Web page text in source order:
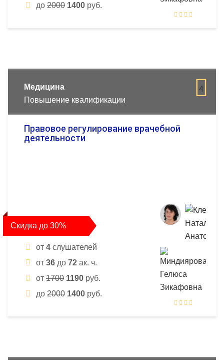
до 2000 1400 руб.
4
Медицина
Повышение квалификации
Правовое регулирование врачебной
деятельности
Скидка до 30%
от 4 слушателей
от 36 до 72 ак. ч.
от 1700 1190 руб.
до 2000 1400 руб.